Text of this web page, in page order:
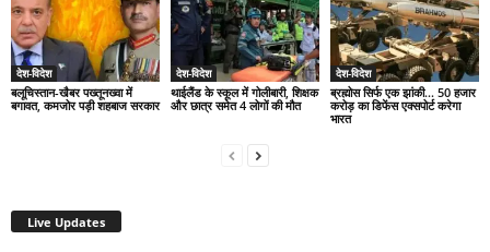
देश-विदेश
बलूचिस्तान-खैबर पख्तूनख्वा में
बगावत, कमजोर पड़ी शहबाज सरकार
देश-विदेश
थाईलैंड के स्कूल में गोलीबारी, शिक्षक
और छात्र समेत 4 लोगों की मौत
देश-विदेश
ब्रह्मोस सिर्फ एक झांकी… 50 हजार
करोड़ का डिफेंस एक्सपोर्ट करेगा
भारत
Live Updates